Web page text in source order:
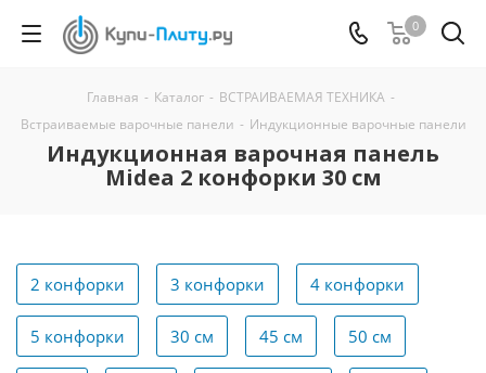
0
Главная - Каталог - ВСТРАИВАЕМАЯ ТЕХНИКА -
Встраиваемые варочные панели - Индукционные варочные панели
Индукционная варочная панель
Midea 2 конфорки 30 см
2 конфорки 3 конфорки 4 конфорки
5 конфорки 30 см 45 см 50 см